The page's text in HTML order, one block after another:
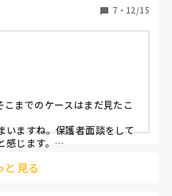
、感情をぶつけるような関
姿が毎日(保護者等から通
山あります。
とができず、毎日のように
退職しました。
界ではなく、良い先生もたく
づいてくる)
ど。
は言います。
を言われ続けて、子ども達
にどういう声掛けをします
？
7 ・ 12/15
までのケースはまだ見たこ
いますね。保護者面談をして
じます。
く言葉であることや、言われ
と見る